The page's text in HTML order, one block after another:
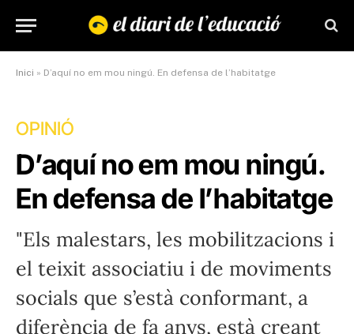
Inici » D’aquí no em mou ningú. En defensa de l’habitatge
OPINIÓ
D’aquí no em mou ningú.
En defensa de l’habitatge
"Els malestars, les mobilitzacions i
el teixit associatiu i de moviments
socials que s’està conformant, a
diferència de fa anys, està creant